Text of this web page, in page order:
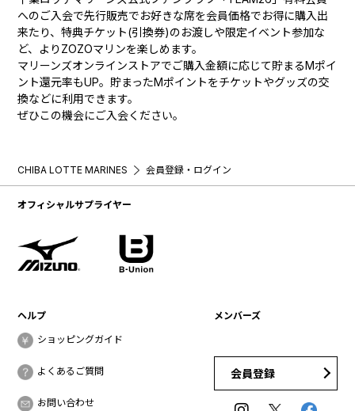
へのご入会で先行販売でお好きな席を会員価格でお得に購入出
来たり、特典チケット(引換券)のお渡しや限定イベント参加な
ど、よりZOZOマリンを楽しめます。
マリーンズオンラインストアでご購入金額に応じて貯まるMポイ
ント還元率もUP。貯まったMポイントをチケットやグッズの交
換などに利用できます。
ぜひこの機会にご入会ください。
CHIBA LOTTE MARINES 会員登録・ログイン
オフィシャルサプライヤー
ヘルプ
ショッピングガイド
よくあるご質問
お問い合わせ
メンバーズ
会員登録